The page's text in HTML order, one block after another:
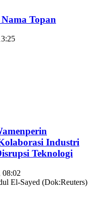
Topan
Industri
Teknologi
08:02